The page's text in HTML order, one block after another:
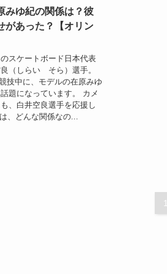
みゆ紀の関係は？彼
があった？【オリン
スケートボード日本代表
（しらい そら）選手。
技中に、モデルの在原みゆ
題になっています。 カメ
、白井空良選手を応援し
、どんな関係なの...
1